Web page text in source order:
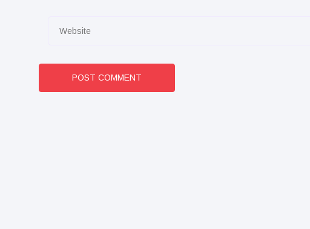
POST COMMENT